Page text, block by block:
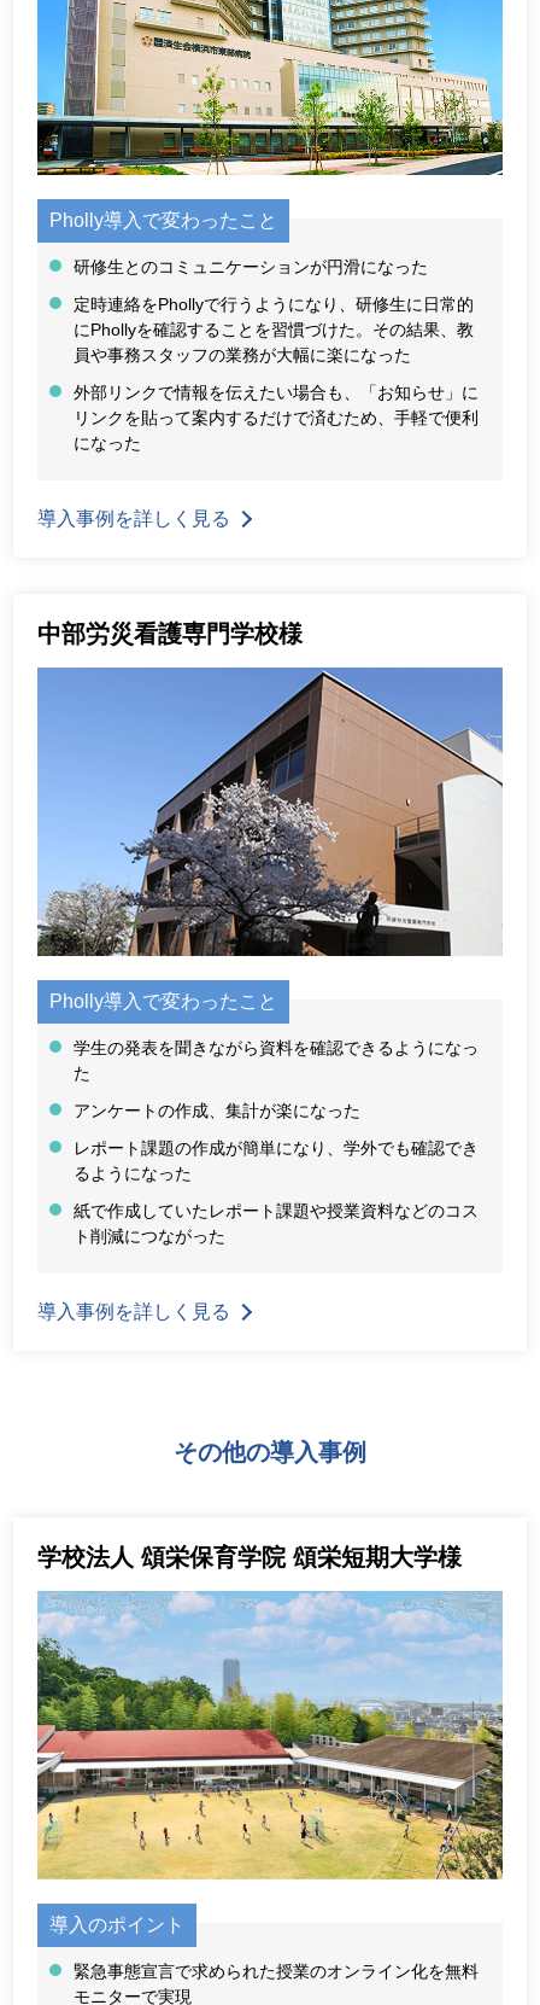
Pholly導入で変わったこと
研修生とのコミュニケーションが円滑になった
定時連絡をPhollyで行うようになり、研修生に日常的
にPhollyを確認することを習慣づけた。その結果、教
員や事務スタッフの業務が大幅に楽になった
外部リンクで情報を伝えたい場合も、「お知らせ」に
リンクを貼って案内するだけで済むため、手軽で便利
になった
導入事例を詳しく見る
中部労災看護専門学校様
Pholly導入で変わったこと
学生の発表を聞きながら資料を確認できるようになっ
た
アンケートの作成、集計が楽になった
レポート課題の作成が簡単になり、学外でも確認でき
るようになった
紙で作成していたレポート課題や授業資料などのコス
ト削減につながった
導入事例を詳しく見る
その他の導入事例
学校法人 頌栄保育学院 頌栄短期大学様
導入のポイント
緊急事態宣言で求められた授業のオンライン化を無料
モニターで実現